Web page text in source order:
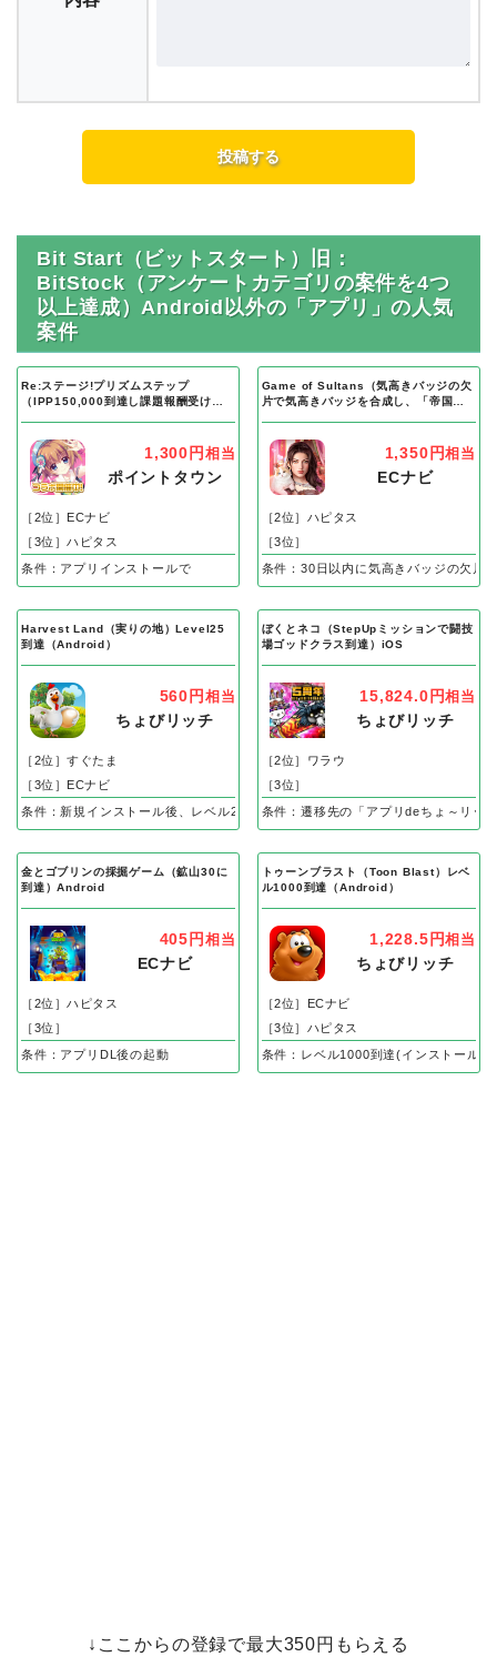
Bit Start（ビットスタート）旧：
BitStock（アンケートカテゴリの案件を4つ
以上達成）Android以外の「アプリ」の人気
案件
Re:ステージ!プリズムステップ
（IPP150,000到達し課題報酬受け取
1,300円 相当
ポイントタウン
［2位］ECナビ
［3位］ハピタス
条件：アプリインストールで
Game of Sultans（気高きバッジの欠
片で気高きバッジを合成し、「帝国五
1,350円相当
ECナビ
［2位］ハピタス
［3位］
条件：30日以内に気高きバッジの欠片
Harvest Land（実りの地）Level25
到達（Android）
560円 相当
ちょびリッチ
［2位］すぐたま
［3位］ECナビ
条件：新規インストール後、レベル25到達で成果
ぼくとネコ（StepUpミッションで闘技
場ゴッドクラス到達）iOS
15,824.0円相当
ちょびリッチ
［2位］ワラウ
［3位］
条件：遷移先の「アプリdeちょ～リッ
金とゴブリンの採掘ゲーム（鉱山30に
到達）Android
405円 相当
ECナビ
［2位］ハピタス
［3位］
条件：アプリDL後の起動
トゥーンブラスト（Toon Blast）レベ
ル1000到達（Android）
1,228.5円相当
ちょびリッチ
［2位］ECナビ
［3位］ハピタス
条件：レベル1000到達(インストール後
↓ここからの登録で最大350円もらえる